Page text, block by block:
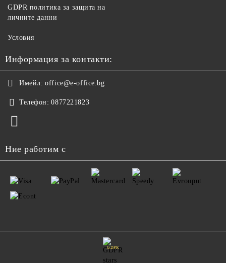
GDPR политика за защита на
личните данни
Условия
Информация за контакти:
Имейл: office@e-office.bg
Телефон: 0877221823
Ние работим с
GDPR